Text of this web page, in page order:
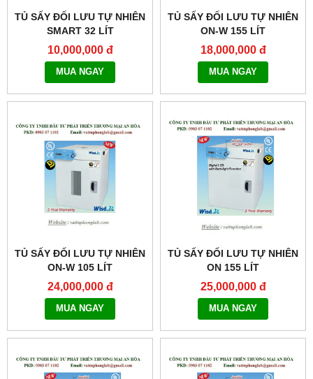
TỦ SẤY ĐỐI LƯU TỰ NHIÊN
SMART 32 LÍT
MODEL:THERMOSTABLE
SON-32
10,000,000 đ
MUA NGAY
TỦ SẤY ĐỐI LƯU TỰ NHIÊN
ON-W 155 LÍT
MODEL:THERMOSTABLE
ON-W155
18,000,000 đ
MUA NGAY
TỦ SẤY ĐỐI LƯU TỰ NHIÊN
ON-W 105 LÍT
MODEL:THERMOSTABLE
ON-W105
24,000,000 đ
MUA NGAY
TỦ SẤY ĐỐI LƯU TỰ NHIÊN
ON 155 LÍT
MODEL:THERMOSTABLE
ON-155
25,000,000 đ
MUA NGAY